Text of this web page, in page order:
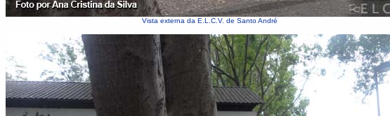
Vista externa da E.L.C.V. de Santo André